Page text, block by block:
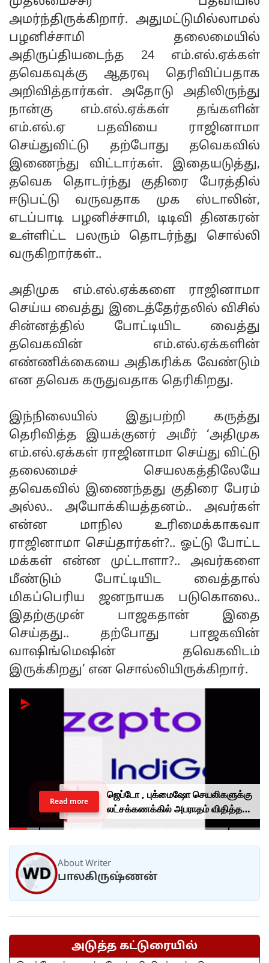
அமர்ந்திருக்கிறார். அதுமட்டுமில்லாமல்
பழனிச்சாமி தலைமையில்
அதிருப்தியடைந்த 24 எம்.எல்.ஏக்கள்
தவெகவுக்கு ஆதரவு தெரிவிப்பதாக
அறிவித்தார்கள். அதோடு அதிலிருந்து
நான்கு எம்.எல்.ஏக்கள் தங்களின்
எம்.எல்.ஏ பதவியை ராஜினாமா
செய்துவிட்டு தற்போது தவெகவில்
இணைந்து விட்டார்கள். இதையடுத்து,
தவெக தொடர்ந்து குதிரை பேரத்தில்
ஈடுபட்டு வருவதாக முக ஸ்டாலின்,
எடப்பாடி பழனிச்சாமி, டிடிவி தினகரன்
உள்ளிட்ட பலரும் தொடர்ந்து சொல்லி
வருகிறார்கள்..
அதிமுக எம்.எல்.ஏக்களை ராஜினாமா
செய்ய வைத்து இடைத்தேர்தலில் விசில்
சின்னத்தில் போட்டியிட வைத்து
தவெகவின் எம்.எல்.ஏக்களின்
எண்ணிக்கையை அதிகரிக்க வேண்டும்
என தவெக கருதுவதாக தெரிகிறது.
இந்நிலையில் இதுபற்றி கருத்து
தெரிவித்த இயக்குனர் அமீர் ‘அதிமுக
எம்.எல்.ஏக்கள் ராஜினாமா செய்து விட்டு
தலைமைச் செயலகத்திலேயே
தவெகவில் இணைந்தது குதிரை பேரம்
அல்ல.. அயோக்கியத்தனம்.. அவர்கள்
என்ன மாநில உரிமைக்காகவா
ராஜினாமா செய்தார்கள்?.. ஓட்டு போட்ட
மக்கள் என்ன முட்டாளா?.. அவர்களை
மீண்டும் போட்டியிட வைத்தால்
மிகப்பெரிய ஜனநாயக படுகொலை..
இதற்குமுன் பாஜகதான் இதை
செய்தது.. தற்போது பாஜகவின்
வாஷிங்மெஷின் தவெகவிடம்
இருக்கிறது’ என சொல்லியிருக்கிறார்.
ஜெப்டோ , புக்மைஷோ செயலிகளுக்கு
லட்சக்கணக்கில் அபராதம் விதித்த
மத்திய அரசு.. என்ன காரணம்?
Read more
About Writer
பாலகிருஷ்ணன்
அடுத்த கட்டுரையில்